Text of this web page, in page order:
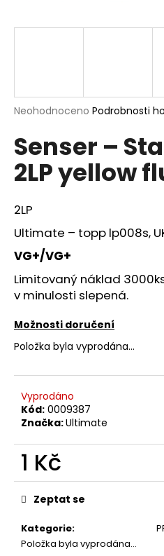
Průměrné
produktu
je
0,0
z
hvězdiček.
Neohodnoceno Podrobnosti
Senser –
2LP yellow
2LP
Ultimate ‎– topp lp008s,
VG+/VG+
Limitovaný náklad
v minulosti slepená.
Možnosti doručení
Položka byla vyprodána…
Vyprodáno
Kód: 0009387
Značka:Ultimate
1 Kč
Měrná
cena:
Kategorie:
Položka byla vyprodána…
Zeptat se
j
?
HLEDAT
D
o
p
o
r
u
č
u
j
m
e
TULL
CATFISH
RISING
MC
Kč